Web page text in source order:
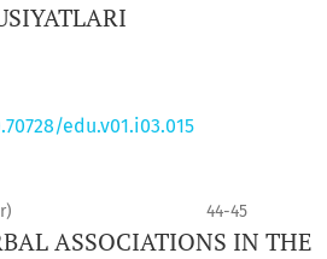
edu.v01.i03.015
44-45
ASSOCIATIONS IN THE